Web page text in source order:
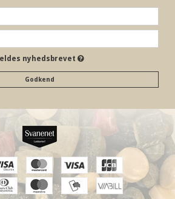
nyhedsbrevet
Godkend